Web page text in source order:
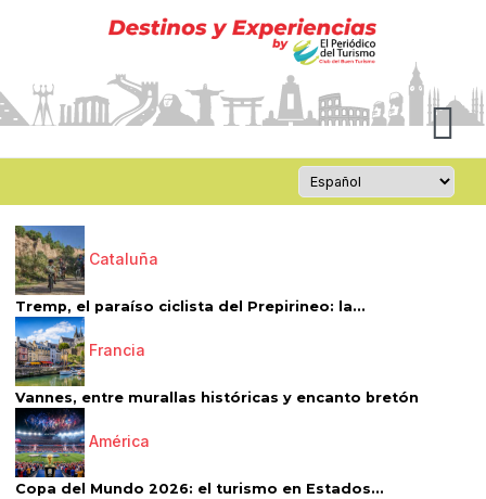
Cataluña
Tremp, el paraíso ciclista del Prepirineo: la...
Francia
Vannes, entre murallas históricas y encanto bretón
América
Copa del Mundo 2026: el turismo en Estados...